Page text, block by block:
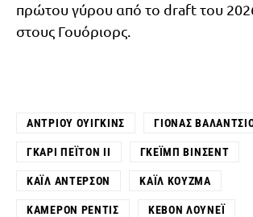
πρώτου γύρου από το draft του
στους Γουόριορς.
ΆΝΤΡΙΟΥ ΟΥΊΓΚΙΝΣ ΓΙΌΝΑΣ
ΓΚΆΡΙ ΠΈΙΤΟΝ ΙΙ ΓΚΈΙΜΠ ΒΊΝΣΕΝΤ
ΚΆΙΛ ΆΝΤΕΡΣΟΝ ΚΆΙΛ ΚΟΎΖΜΑ
ΚΆΜΕΡΟΝ ΡΈΝΤΙΣ ΚΈΒΟΝ ΛΟΎΝΕΪ